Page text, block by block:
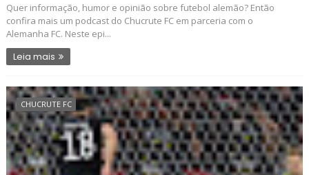
Quer informação, humor e opinião sobre futebol alemão? Então
confira mais um podcast do Chucrute FC em parceria com o
Alemanha FC. Neste epi...
Leia mais
CHUCRUTE FC